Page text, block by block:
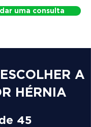
uma consulta
A
HÉRNIA
45